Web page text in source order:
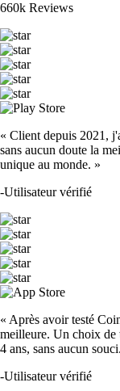
660k Reviews
« Client depuis 2021,
sans aucun doute la
unique au monde. »
-Utilisateur vérifié
« Après avoir testé
meilleure. Un choix de
4 ans, sans aucun
-Utilisateur vérifié